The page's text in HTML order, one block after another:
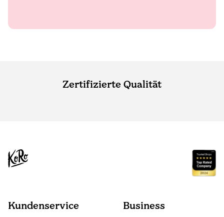
Zertifizierte Qualität
Kundenservice Business